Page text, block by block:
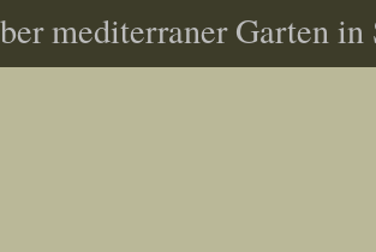
mediterraner Garten in